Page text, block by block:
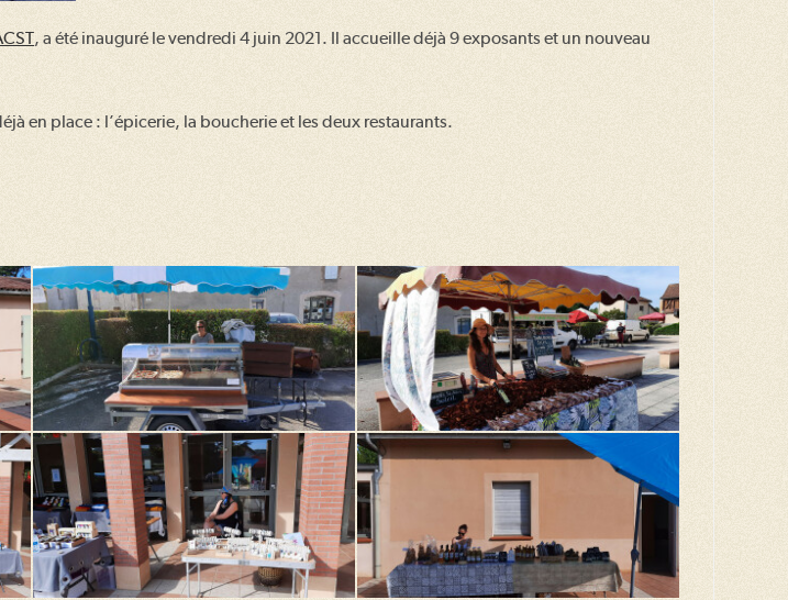
, a été inauguré le vendredi 4 juin 2021. Il accueille déjà 9 exposants et un nouveau
en place : l’épicerie, la boucherie et les deux restaurants.